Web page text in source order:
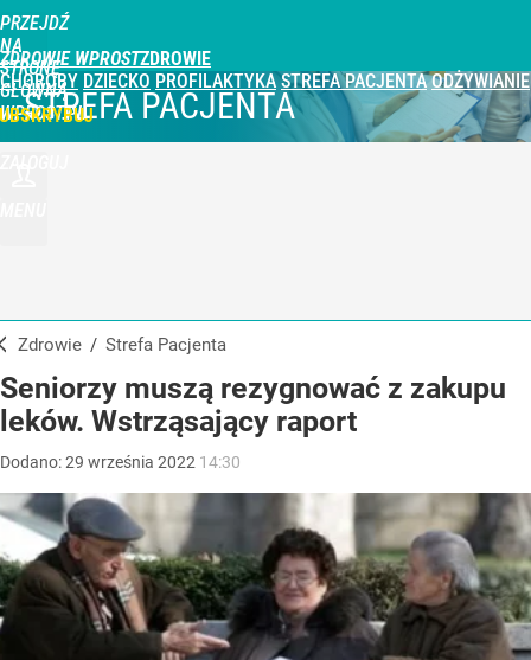
PRZEJDŹ
NA
STRONĘ
GŁÓWNĄ
WPROST.PL
ZDROWIE WPROST
CHOROBY DZIECKO PROFILAKTYKA STREFA PACJENTA ODŻYWIANIE
STREFA PACJENTA
Zdrowie / Strefa Pacjenta
Seniorzy muszą rezygnować z zakupu
leków. Wstrząsający raport
Dodano:29 września 2022 14:30